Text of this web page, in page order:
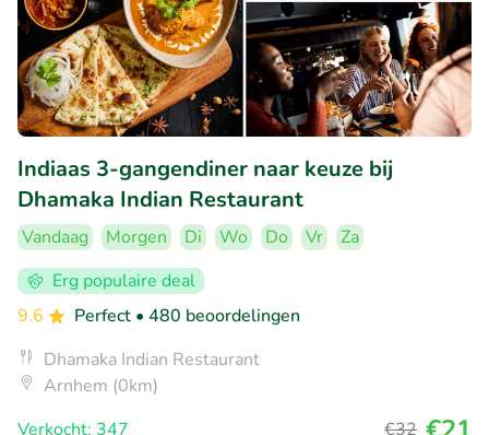
Indiaas 3-gangendiner naar keuze bij
Dhamaka Indian Restaurant
Vandaag Morgen Di Wo Do Vr
Za
Erg populaire deal
9.6
Perfect • 480 beoordelingen
Dhamaka Indian Restaurant
Arnhem (0km)
Verkocht: 347
€32